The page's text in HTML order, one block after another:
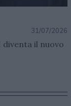
31/07/2026
diventa il nuovo